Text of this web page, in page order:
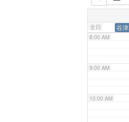
全日 谷
7:00 AM
8:00 AM
9:00 AM
10:00 AM